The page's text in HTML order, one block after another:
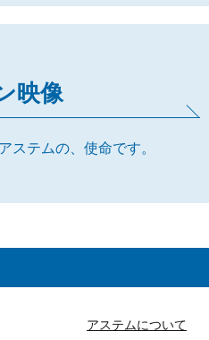
映像
テムの、使命です。
アステムについて